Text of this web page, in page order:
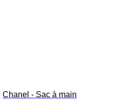
Chanel - Sac à main